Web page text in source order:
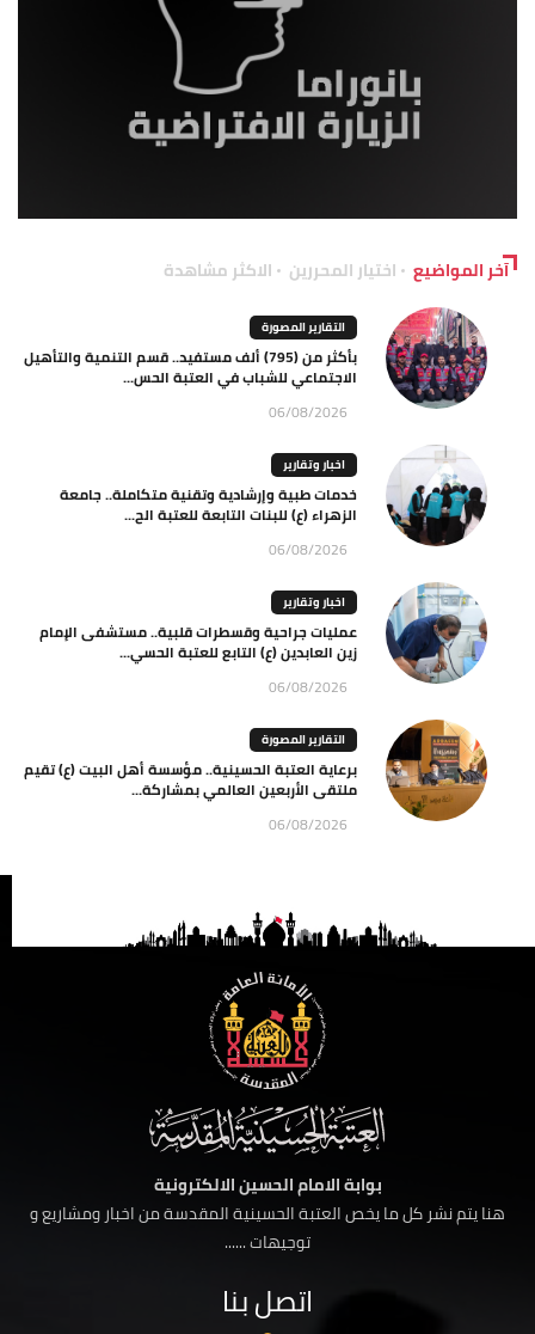
آخر المواضيع اختيار المحررين الاكثر مشاهدة
التقارير المصورة
بأكثر من (795) ألف مستفيد.. قسم التنمية والتأهيل
الاجتماعي للشباب في العتبة الحس...
06/08/2026
اخبار وتقارير
خدمات طبية وإرشادية وتقنية متكاملة.. جامعة
الزهراء (ع) للبنات التابعة للعتبة الح...
06/08/2026
اخبار وتقارير
عمليات جراحية وقسطرات قلبية.. مستشفى الإمام
زين العابدين (ع) التابع للعتبة الحسي...
06/08/2026
التقارير المصورة
برعاية العتبة الحسينية.. مؤسسة أهل البيت (ع) تقيم
ملتقى الأربعين العالمي بمشاركة...
06/08/2026
بوابة الامام الحسين الالكترونية
هنا يتم نشر كل ما يخص العتبة الحسينية المقدسة من اخبار ومشاريع و
توجيهات ......
اتصل بنا